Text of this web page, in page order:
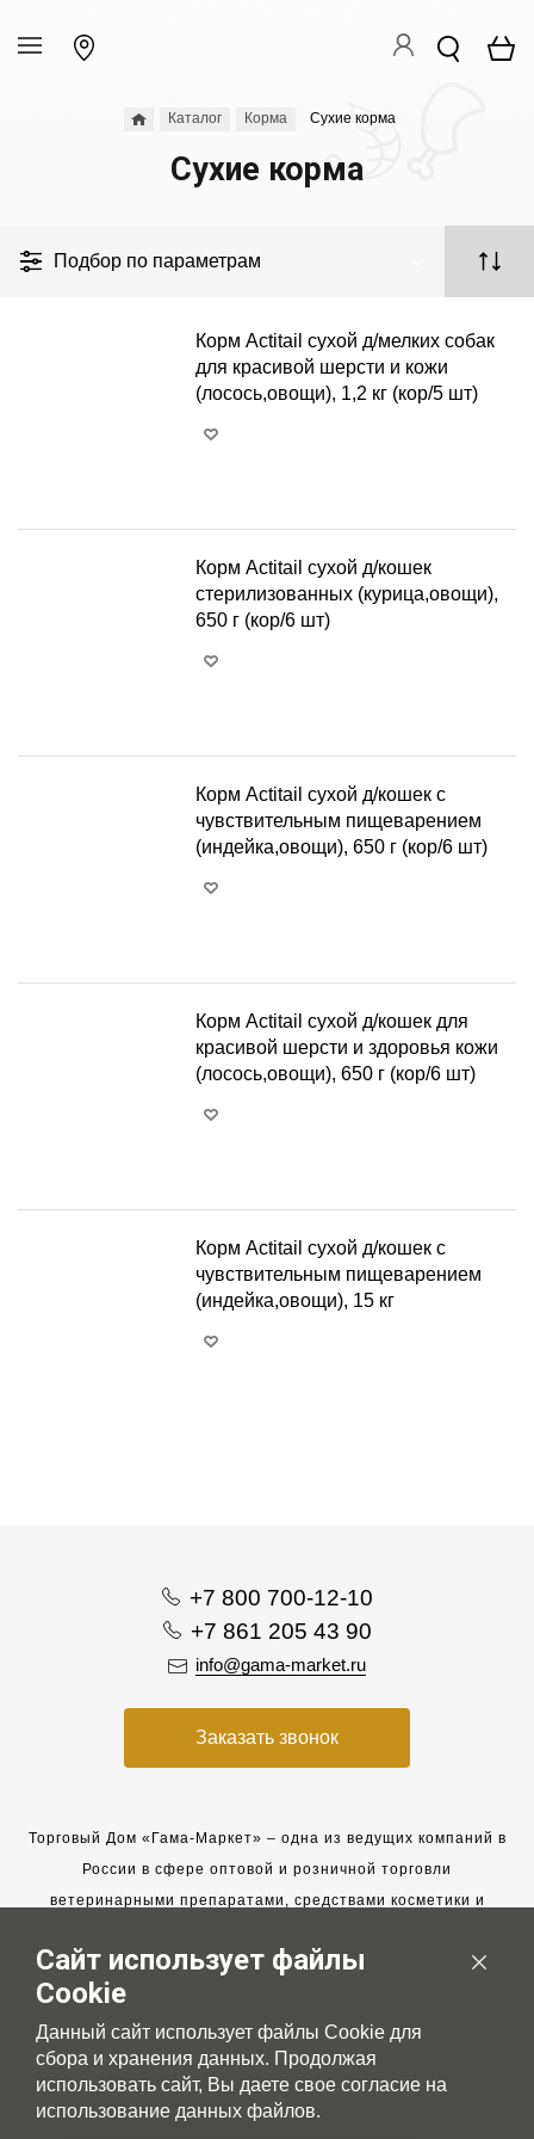
Каталог Корма Сухие корма
Сухие корма
Подбор по параметрам
Корм Actitail сухой д/мелких собак
для красивой шерсти и кожи
(лосось,овощи), 1,2 кг (кор/5 шт)
Корм Actitail сухой д/кошек
стерилизованных (курица,овощи),
650 г (кор/6 шт)
Корм Actitail сухой д/кошек с
чувствительным пищеварением
(индейка,овощи), 650 г (кор/6 шт)
Корм Actitail сухой д/кошек для
красивой шерсти и здоровья кожи
(лосось,овощи), 650 г (кор/6 шт)
Корм Actitail сухой д/кошек с
чувствительным пищеварением
(индейка,овощи), 15 кг
+7 800 700-12-10
+7 861 205 43 90
info@gama-market.ru
Заказать звонок
Торговый Дом «Гама-Маркет» – одна из ведущих компаний в
России в сфере оптовой и розничной торговли
ветеринарными препаратами, средствами косметики и
Мы работаем с 2005 года. Мы приглашаем к сотрудничеству
новых клиентов и всегда рассчитываем на взаимовыгодные,
долгосрочные партнерские отношения.
Сайт использует файлы
Cookie
Данный сайт использует файлы Cookie для
сбора и хранения данных. Продолжая
использовать сайт, Вы даете свое согласие на
использование данных файлов.